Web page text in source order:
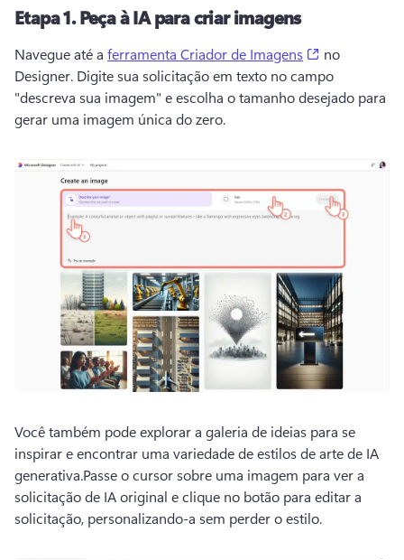
Etapa 1.Peça à IA para criar imagens
Navegue até a ferramenta Criador de Imagens (opens in a
no
Designer. Digite sua solicitação em texto no campo
"descreva sua imagem" e escolha o tamanho desejado para
gerar uma imagem única do zero.
Você também pode explorar a galeria de ideias para se
inspirar e encontrar uma variedade de estilos de arte de IA
generativa.Passe o cursor sobre uma imagem para ver a
solicitação de IA original e clique no botão para editar a
solicitação, personalizando-a sem perder o estilo.